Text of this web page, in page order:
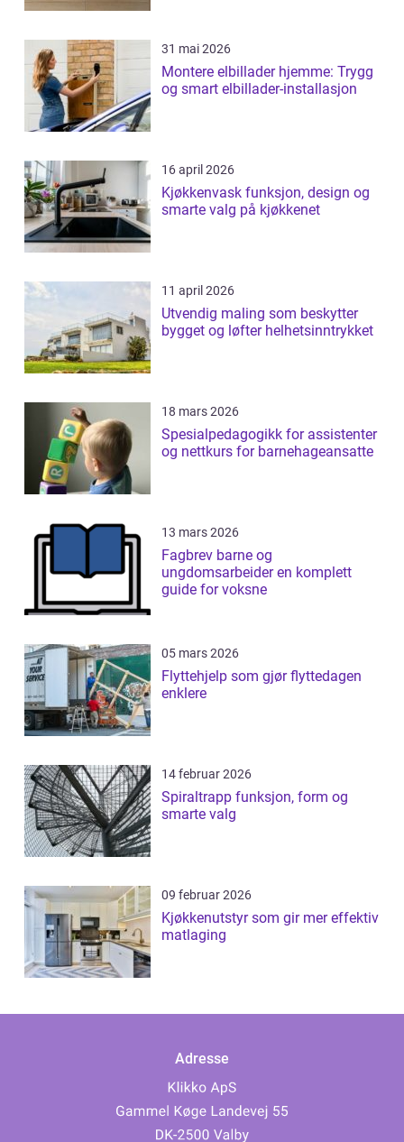
31 mai 2026
Montere elbillader hjemme: Trygg
og smart elbillader-installasjon
16 april 2026
Kjøkkenvask funksjon, design og
smarte valg på kjøkkenet
11 april 2026
Utvendig maling som beskytter
bygget og løfter helhetsinntrykket
18 mars 2026
Spesialpedagogikk for assistenter
og nettkurs for barnehageansatte
13 mars 2026
Fagbrev barne og
ungdomsarbeider en komplett
guide for voksne
05 mars 2026
Flyttehjelp som gjør flyttedagen
enklere
14 februar 2026
Spiraltrapp funksjon, form og
smarte valg
09 februar 2026
Kjøkkenutstyr som gir mer effektiv
matlaging
Adresse